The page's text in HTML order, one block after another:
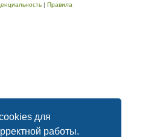
для
работы.
| Правила